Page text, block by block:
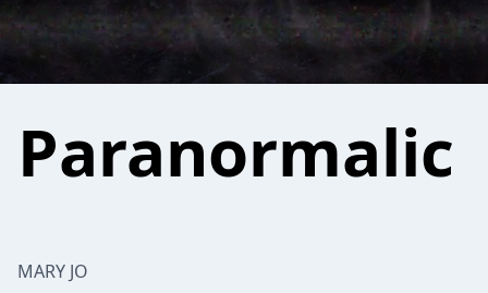
Paranormalic
MARY JO